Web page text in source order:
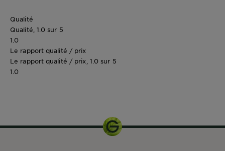
Qualité
Qualité, 1.0 sur 5
1.0
Le rapport qualité / prix
Le rapport qualité / prix, 1.0 sur 5
1.0